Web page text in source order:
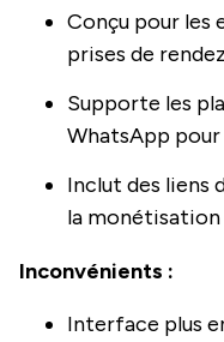
Conçu pour les
prises de
Supporte les
WhatsApp
Inclut des liens
la monétisation
Inconvénients :
Interface plus